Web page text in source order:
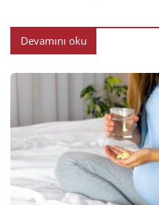
Devamını oku